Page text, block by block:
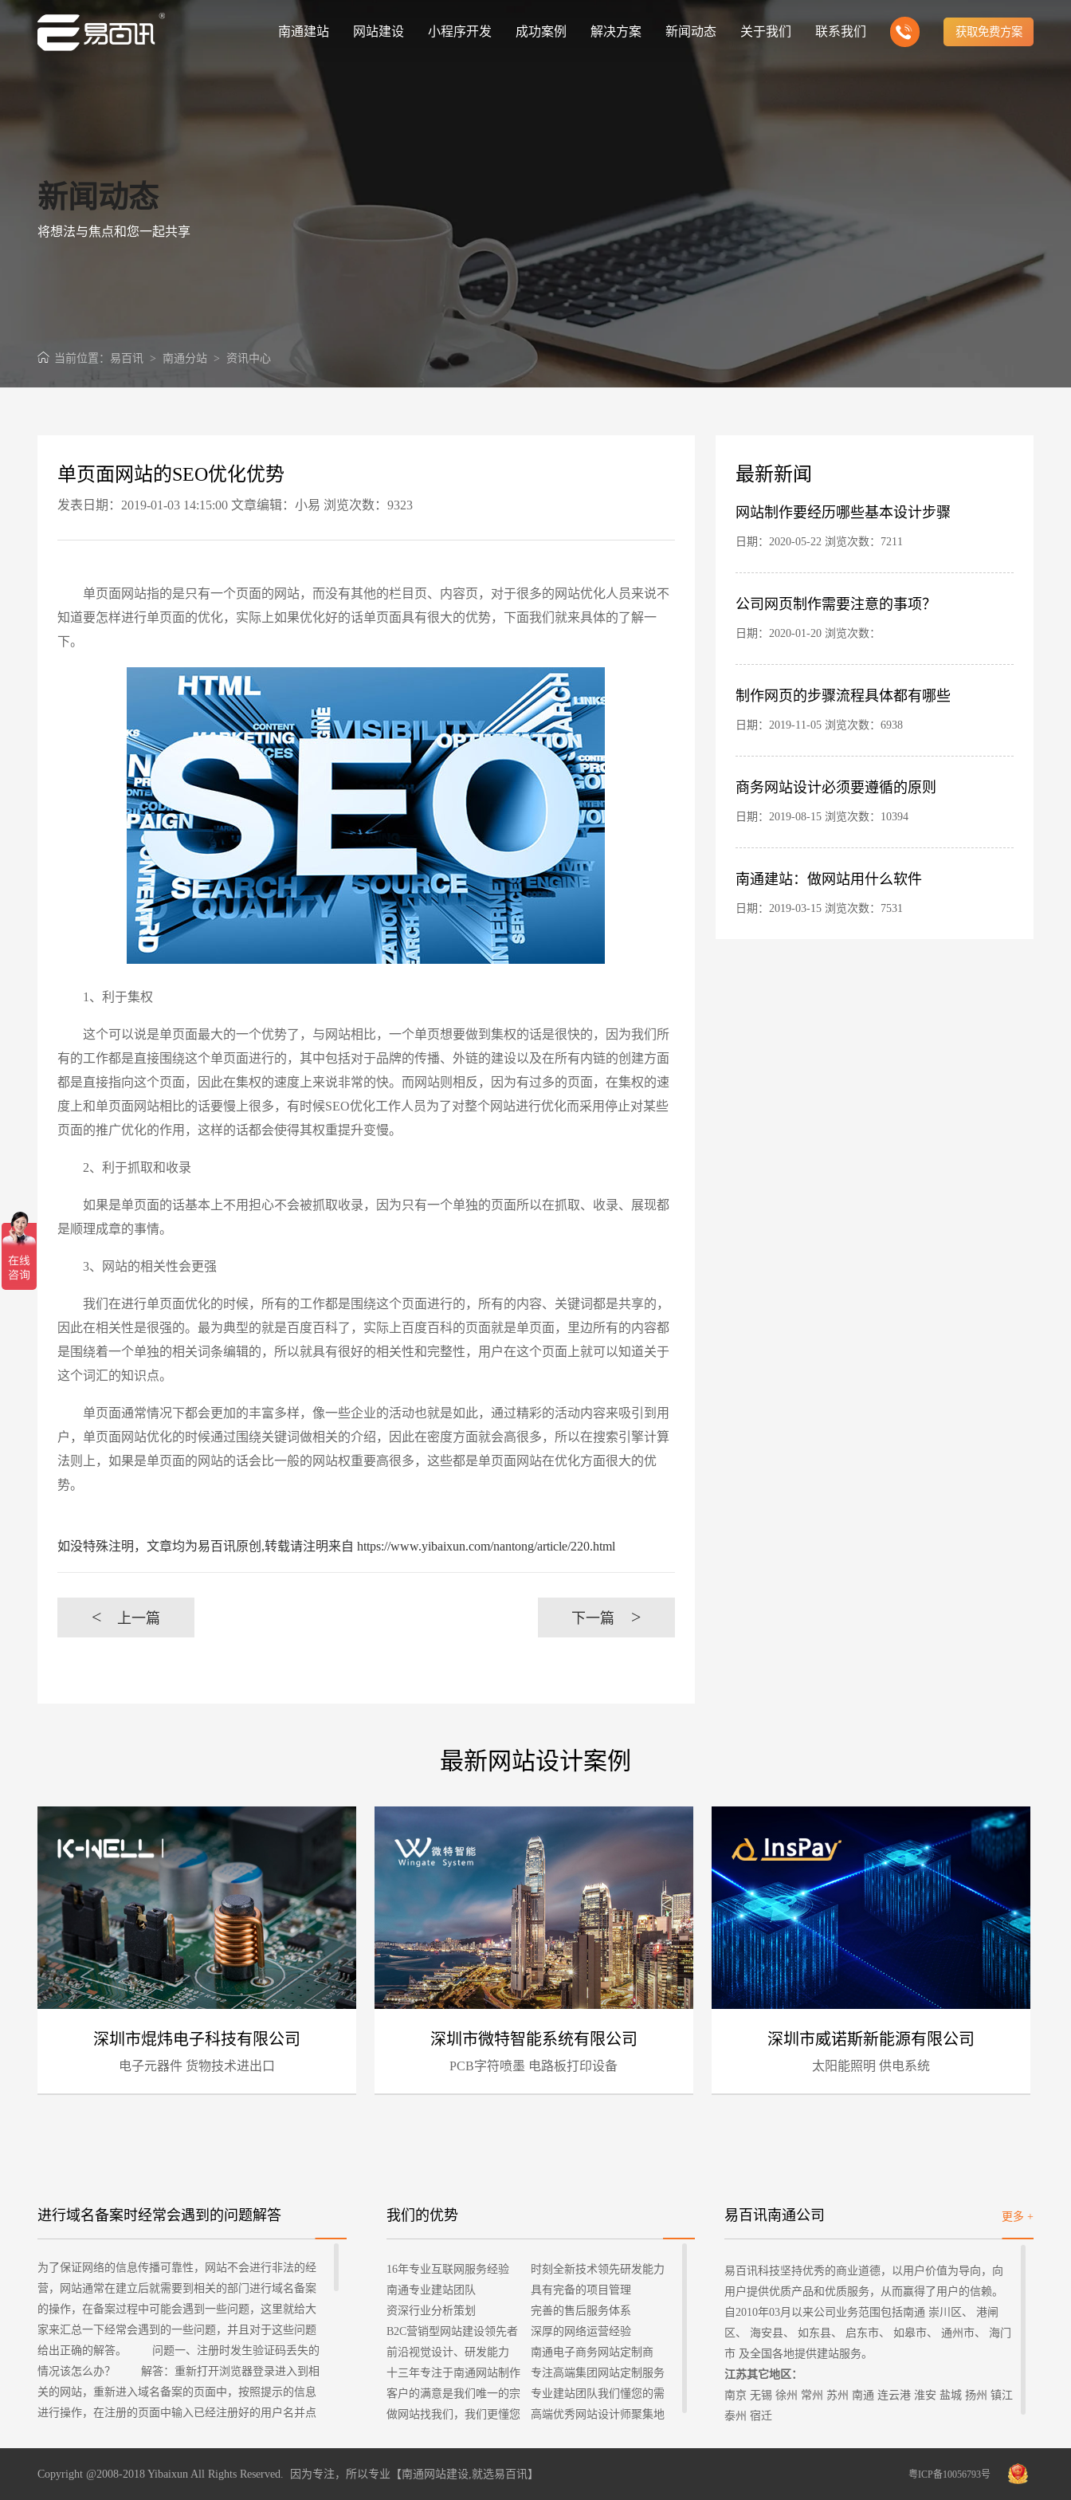
南通建站 网站建设
适应各个终端设备网站
网站建设定制改版
定制化网站建设改版方案
购物商城系统开发
零售在线电子商务网站 移动手机互联网站开发
小程序开发 成功案例
购物商城网站
外贸出口网站
外贸进出口网站开发
企业品牌官网
创意品牌型网站建设 营销型网站建力企业公信力
解决方案
企业网站建设解决方案
更贴身、易落地、高性价比
营销型网站建设解决方案
可精准流量统计与效果分析
门户网站建设解决方案
能及时、准确、动态地更新
外贸网站建设解决方案
视觉、功能系统，展示产品
品牌形象网站建设解决方案
操作方便、结构先进的优点
购物商城网站建设解决方案
方便快捷购物车、购物指南
政府网站建设解决方案
可轻松定制风格各异、频道
新能源行业网站建设解决方
案
芯片半导体网站建设解决方
案
新闻动态
行业新闻
Industry information
网站推广
Website optimization
网站观点
Website viewpoint
关于我们
汇款方式
发展历程
一路走来感谢您的陪伴
联系我们 获取免费方案
新闻动态
将想法与焦点和您一起共享
当前位置： 易百讯 > 南通分站 > 资讯中心
单页面网站的SEO优化优势
发表日期：2019-01-03 14:15:00 文章编辑：小易 浏览次数：9323
单页面网站指的是只有一个页面的网站，而没有其他的栏目页、内容页，对于很多的网站优化人员来说不
知道要怎样进行单页面的优化，实际上如果优化好的话单页面具有很大的优势，下面我们就来具体的了解一
下。
1、利于集权
这个可以说是单页面最大的一个优势了，与网站相比，一个单页想要做到集权的话是很快的，因为我们所
有的工作都是直接围绕这个单页面进行的，其中包括对于品牌的传播、外链的建设以及在所有内链的创建方面
都是直接指向这个页面，因此在集权的速度上来说非常的快。而网站则相反，因为有过多的页面，在集权的速
度上和单页面网站相比的话要慢上很多，有时候SEO优化工作人员为了对整个网站进行优化而采用停止对某些
页面的推广优化的作用，这样的话都会使得其权重提升变慢。
2、利于抓取和收录
如果是单页面的话基本上不用担心不会被抓取收录，因为只有一个单独的页面所以在抓取、收录、展现都
是顺理成章的事情。
3、网站的相关性会更强
我们在进行单页面优化的时候，所有的工作都是围绕这个页面进行的，所有的内容、关键词都是共享的，
因此在相关性是很强的。最为典型的就是百度百科了，实际上百度百科的页面就是单页面，里边所有的内容都
是围绕着一个单独的相关词条编辑的，所以就具有很好的相关性和完整性，用户在这个页面上就可以知道关于
这个词汇的知识点。
单页面通常情况下都会更加的丰富多样，像一些企业的活动也就是如此，通过精彩的活动内容来吸引到用
户，单页面网站优化的时候通过围绕关键词做相关的介绍，因此在密度方面就会高很多，所以在搜索引擎计算
法则上，如果是单页面的网站的话会比一般的网站权重要高很多，这些都是单页面网站在优化方面很大的优
势。
如没特殊注明，文章均为易百讯原创,转载请注明来自 https://www.yibaixun.com/nantong/article/220.html
< 上一篇 下一篇 >
最新新闻
网站制作要经历哪些基本设计步骤
日期：2020-05-22 浏览次数：7211
公司网页制作需要注意的事项？
日期：2020-01-20 浏览次数：
制作网页的步骤流程具体都有哪些
日期：2019-11-05 浏览次数：6938
商务网站设计必须要遵循的原则
日期：2019-08-15 浏览次数：10394
南通建站：做网站用什么软件
日期：2019-03-15 浏览次数：7531
最新网站设计案例
深圳市焜炜电子科技有限公司
电子元器件 货物技术进出口
深圳市微特智能系统有限公司
PCB字符喷墨 电路板打印设备
深圳市威诺斯新能源有限公司
太阳能照明 供电系统
进行域名备案时经常会遇到的问题解答
为了保证网络的信息传播可靠性，网站不会进行非法的经
营，网站通常在建立后就需要到相关的部门进行域名备案
的操作，在备案过程中可能会遇到一些问题，这里就给大
家来汇总一下经常会遇到的一些问题，并且对于这些问题
给出正确的解答。 问题一、注册时发生验证码丢失的
情况该怎么办？ 解答：重新打开浏览器登录进入到相
关的网站，重新进入域名备案的页面中，按照提示的信息
进行操作，在注册的页面中输入已经注册好的用户名并点
拒绝了怎么办？ 解答：使用注册好的用户名密码登录
我们的优势
16年专业互联网服务经验
南通专业建站团队
资深行业分析策划
B2C营销型网站建设领先者
前沿视觉设计、研发能力
十三年专注于南通网站制作
客户的满意是我们唯一的宗
旨
做网站找我们，我们更懂您
时刻全新技术领先研发能力
具有完备的项目管理
完善的售后服务体系
深厚的网络运营经验
南通电子商务网站定制商
专注高端集团网站定制服务
专业建站团队我们懂您的需
求
高端优秀网站设计师聚集地
更多 +
易百讯南通公司
易百讯科技坚持优秀的商业道德，以用户价值为导向，向
用户提供优质产品和优质服务，从而赢得了用户的信赖。
自2010年03月以来公司业务范围包括南通 崇川区、 港闸
区、 海安县、 如东县、 启东市、 如皋市、 通州市、 海门
市 及全国各地提供建站服务。
江苏其它地区：
南京 无锡 徐州 常州 苏州 南通 连云港 淮安 盐城 扬州 镇江
泰州 宿迁
Copyright @2008-2018 Yibaixun All Rights Reserved. 因为专注，所以专业【南通网站建设,就选易百讯】 粤ICP备10056793号
请输入您的公司名称 名字
微信号
您的预算 1万-3万 3万-5万 5万-8万 8万以上